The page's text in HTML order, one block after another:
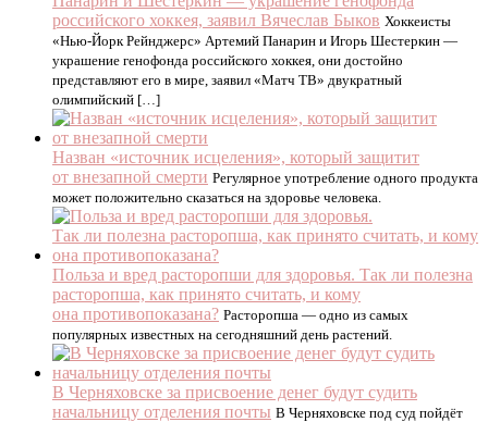
российского хоккея, заявил Вячеслав Быков Хоккеисты
«Нью-Йорк Рейнджерс» Артемий Панарин и Игорь Шестеркин —
украшение генофонда российского хоккея, они достойно
представляют его в мире, заявил «Матч ТВ» двукратный
олимпийский […]
Назван «источник исцеления», который защитит
от внезапной смерти Регулярное употребление одного продукта
может положительно сказаться на здоровье человека.
Польза и вред расторопши для здоровья. Так ли полезна
расторопша, как принято считать, и кому
она противопоказана? Расторопша — одно из самых
популярных известных на сегодняшний день растений.
В Черняховске за присвоение денег будут судить
начальницу отделения почты В Черняховске под суд пойдёт